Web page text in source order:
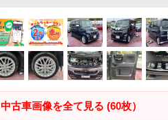
中古車画像を全て見る (60枚）